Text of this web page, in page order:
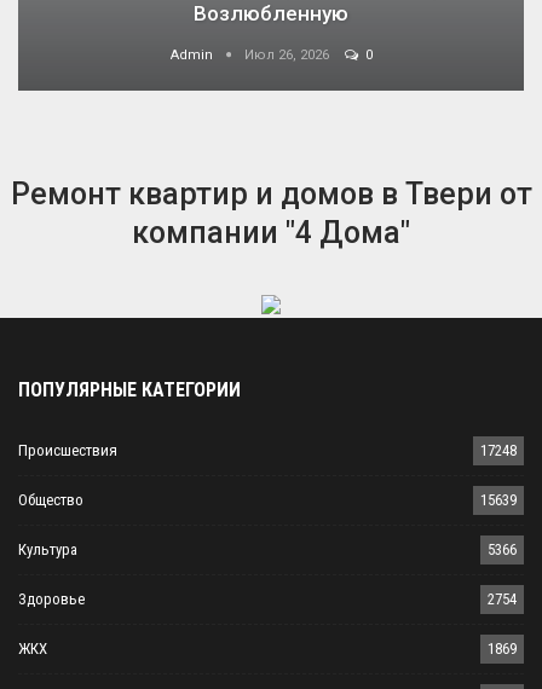
Возлюбленную
Admin Июл 26, 2026 0
Ремонт квартир и домов в Твери от
компании "4 Дома"
ПОПУЛЯРНЫЕ КАТЕГОРИИ
Происшествия 17248
Общество 15639
Культура 5366
Здоровье 2754
ЖКХ 1869